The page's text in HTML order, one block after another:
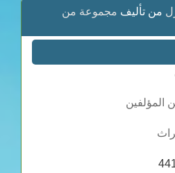
من تأليف مجموعة من
المؤلفين